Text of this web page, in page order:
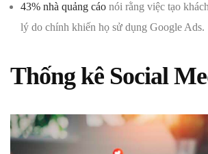
43% nhà quảng cáo nói rằng việc tạo
lý do chính khiến họ sử dụng Google Ads.
Thống kê Social